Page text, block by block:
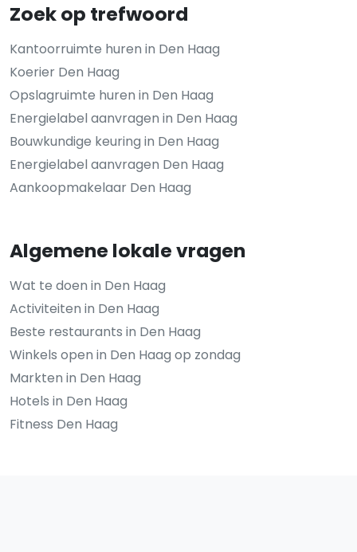
Zoek op trefwoord
Kantoorruimte huren in Den Haag
Koerier Den Haag
Opslagruimte huren in Den Haag
Energielabel aanvragen in Den Haag
Bouwkundige keuring in Den Haag
Energielabel aanvragen Den Haag
Aankoopmakelaar Den Haag
Algemene lokale vragen
Wat te doen in Den Haag
Activiteiten in Den Haag
Beste restaurants in Den Haag
Winkels open in Den Haag op zondag
Markten in Den Haag
Hotels in Den Haag
Fitness Den Haag